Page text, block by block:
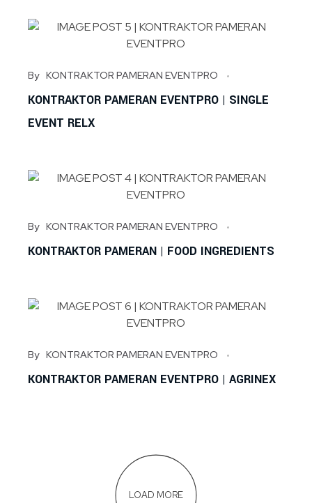
KONTRAKTOR PAMERAN EVENTPRO | SINGLE
EVENT RELX
By KONTRAKTOR PAMERAN EVENTPRO
KONTRAKTOR PAMERAN | FOOD INGREDIENTS
By KONTRAKTOR PAMERAN EVENTPRO
KONTRAKTOR PAMERAN EVENTPRO | AGRINEX
By KONTRAKTOR PAMERAN EVENTPRO
LOAD MORE